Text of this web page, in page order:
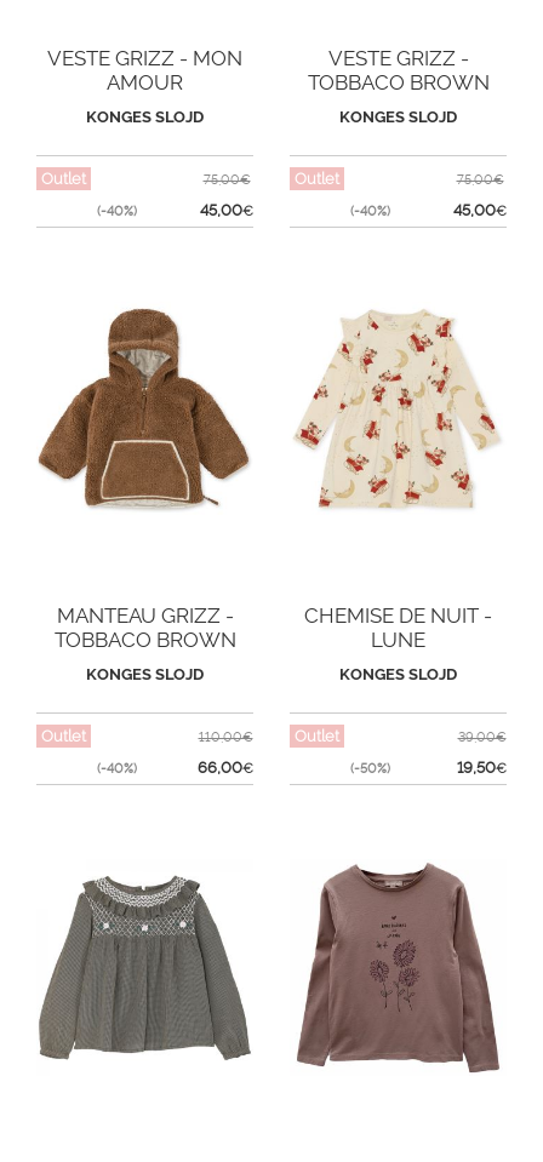
VESTE GRIZZ - MON
AMOUR
KONGES SLOJD
Outlet
(-40%)
75,00€
45,00€
VESTE GRIZZ -
TOBBACO BROWN
KONGES SLOJD
Outlet
(-40%)
75,00€
45,00€
MANTEAU GRIZZ -
TOBBACO BROWN
KONGES SLOJD
Outlet
(-40%)
110,00€
66,00€
CHEMISE DE NUIT -
LUNE
KONGES SLOJD
Outlet
(-50%)
39,00€
19,50€